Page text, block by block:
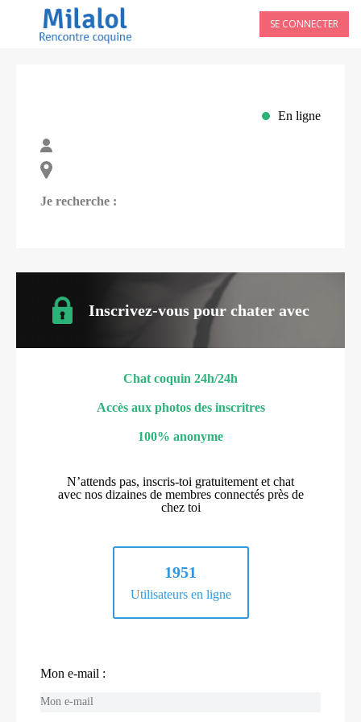
SE CONNECTER
En ligne
Je recherche :
Inscrivez-vous pour chater avec
Chat coquin 24h/24h
Accès aux photos des inscritres
100% anonyme
N’attends pas, inscris-toi gratuitement et chat
avec nos dizaines de membres connectés près de
chez toi
1951
Utilisateurs en ligne
Mon e-mail :